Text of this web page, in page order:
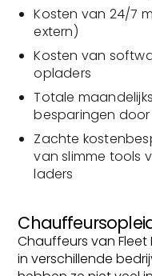
Kosten van 24/7
extern)
Kosten van
opladers
Totale
besparingen
Zachte
van slimme tools
laders
Chauffeurs van Fleet
in verschillende